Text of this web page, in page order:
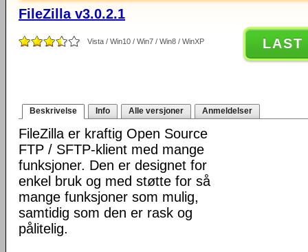
FileZilla v3.0.2.1
Vista / Win10 / Win7 / Win8 / WinXP LAST
Beskrivelse Info Alle versjoner Anmeldelser
FileZilla er kraftig Open Source
FTP / SFTP-klient med mange
funksjoner. Den er designet for
enkel bruk og med støtte for så
mange funksjoner som mulig,
samtidig som den er rask og
pålitelig.